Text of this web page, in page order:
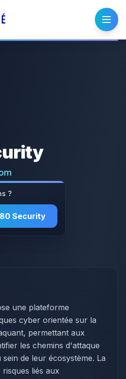
?
Security
une plateforme
cyber orientée sur la
permettant aux
les chemins d'attaque
de leur écosystème. La
liés aux